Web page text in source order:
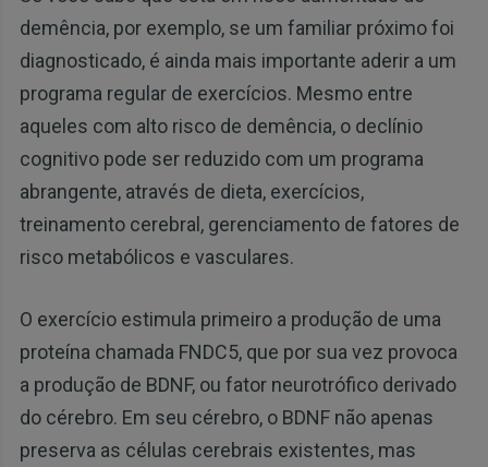
demência, por exemplo, se um familiar próximo foi
diagnosticado, é ainda mais importante aderir a um
programa regular de exercícios. Mesmo entre
aqueles com alto risco de demência, o declínio
cognitivo pode ser reduzido com um programa
abrangente, através de dieta, exercícios,
treinamento cerebral, gerenciamento de fatores de
risco metabólicos e vasculares.
O exercício estimula primeiro a produção de uma
proteína chamada FNDC5, que por sua vez provoca
a produção de BDNF, ou fator neurotrófico derivado
do cérebro. Em seu cérebro, o BDNF não apenas
preserva as células cerebrais existentes, mas